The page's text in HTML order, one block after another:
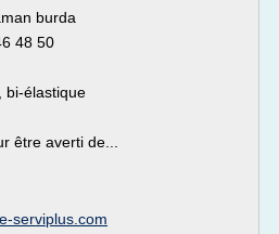
burda
48 50
bi-élastique
être averti de...
serviplus.com